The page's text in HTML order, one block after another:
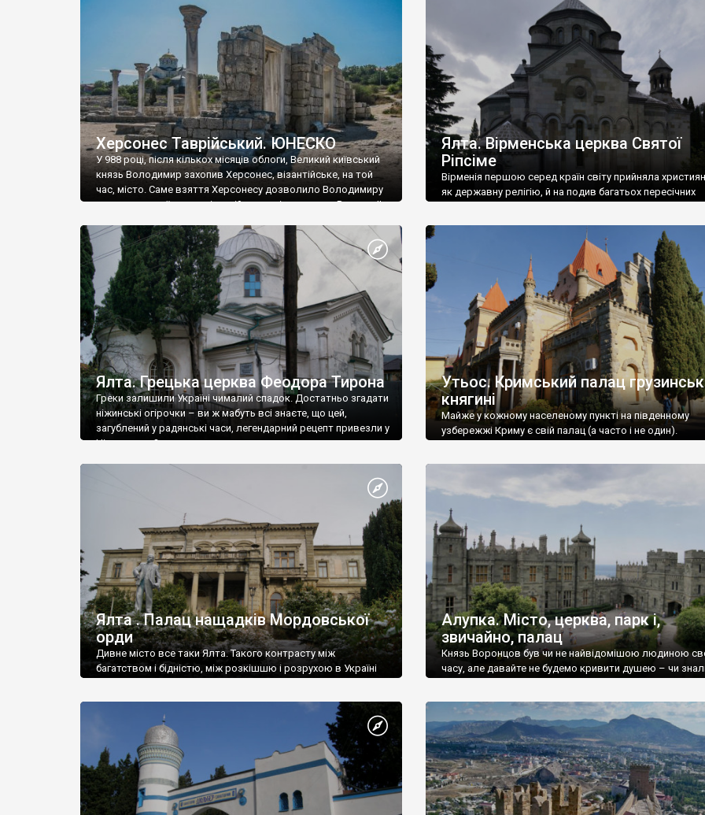
візантійської доби. Раритети викрадені з фондів об’єкту
культурної спадщини ЮНЕСКО «Херсонеса Таврійського».
Офіційно – на виставку «Золото Візантії», але експерти та
влада в Україні вважають це лише […]
називаються «повстяками» (postaki)…” “Вино. Крим
виробляє відмінне вино і його вдосталь: воно все
легке біле і дуже […]
Херсонес Таврійський. ЮНЕСКО
У 988 році, після кількох місяців облоги, Великий київський
князь Володимир захопив Херсонес, візантійське, на той
час, місто. Саме взяття Херсонесу дозволило Володимиру
диктувати свої умови візантійському імператору Василю ІІ,
Херсонесі Володимир-язичник, став Василем-
християнином. А потім було Хрещення Русі. На честь
Херсонесу Таврійського названо місто […]
Ялта. Вірменська церква Святої
Ріпсіме
Вірменія першою серед країн світу прийняла
як державну релігію, й на подив багатьох пересічних
Ялта. Грецька церква Феодора Тирона
Греки залишили Україні чималий спадок. Достатньо згадати
ніжинські огірочки – ви ж мабуть всі знаєте, що цей,
загублений у радянські часи, легендарний рецепт привезли у
Ніжин греки?
Утьос. Кримський палац
княгині
Майже у кожному населеному пункті на південному
узбережжі Криму є свій палац (а часто і не один).
Ялта . Палац нащадків Мордовської
орди
Дивне місто все таки Ялта. Такого контрасту між
багатством і бідністю, між розкішшю і розрухою в Україні
Алупка. Місто, церква, парк і,
звичайно, палац
Князь Воронцов був чи не найвідомішою людиною
часу, але давайте не будемо кривити душею – чи